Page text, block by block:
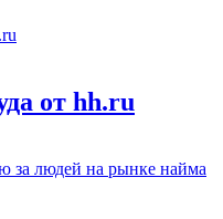
от hh.ru